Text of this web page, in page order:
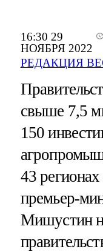
16:30 29
НОЯБРЯ 2022
РЕДАКЦИЯ
свыше 7,5
150
43
премьер-
Мишустин